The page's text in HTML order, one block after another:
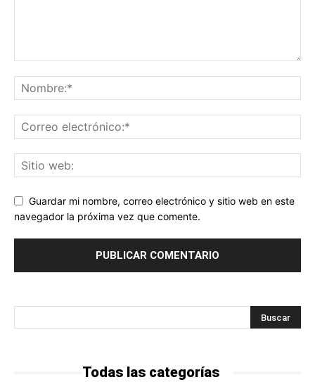
Guardar mi nombre, correo electrónico y sitio web en este
navegador la próxima vez que comente.
Todas las categorías